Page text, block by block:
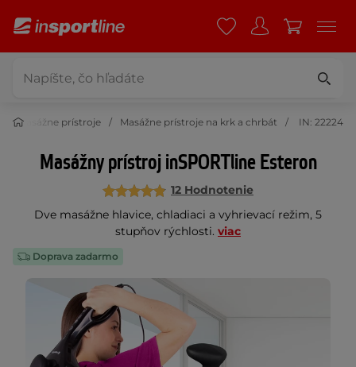
Masážne prístroje Masážne prístroje na krk a chrbát IN: 22224
Masážny prístroj inSPORTline Esteron
12 Hodnotenie
Dve masážne hlavice, chladiaci a vyhrievací režim, 5
stupňov rýchlosti. viac
Doprava zadarmo